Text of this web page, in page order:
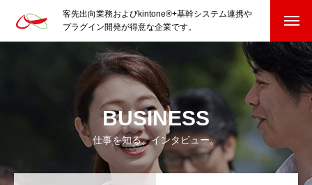
客先出向業務およびkintone®+基幹システム連携や
プラグイン開発が得意な企業です。
kintone®+基幹システムおよびプラグイン
kintone®+基幹システム
kintone®向けプラグイン
BUSINESS
仕事を知る。インタビュー。